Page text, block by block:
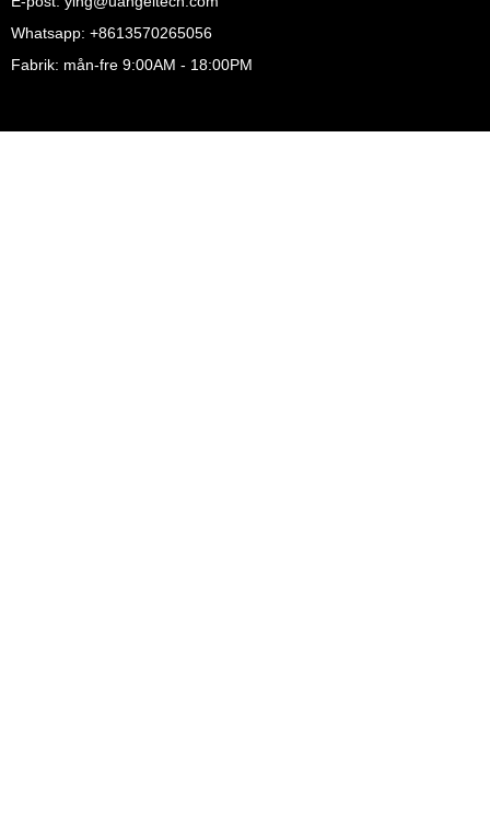
Whatsapp: +8613570265056
Fabrik: mån-fre 9:00AM - 18:00PM